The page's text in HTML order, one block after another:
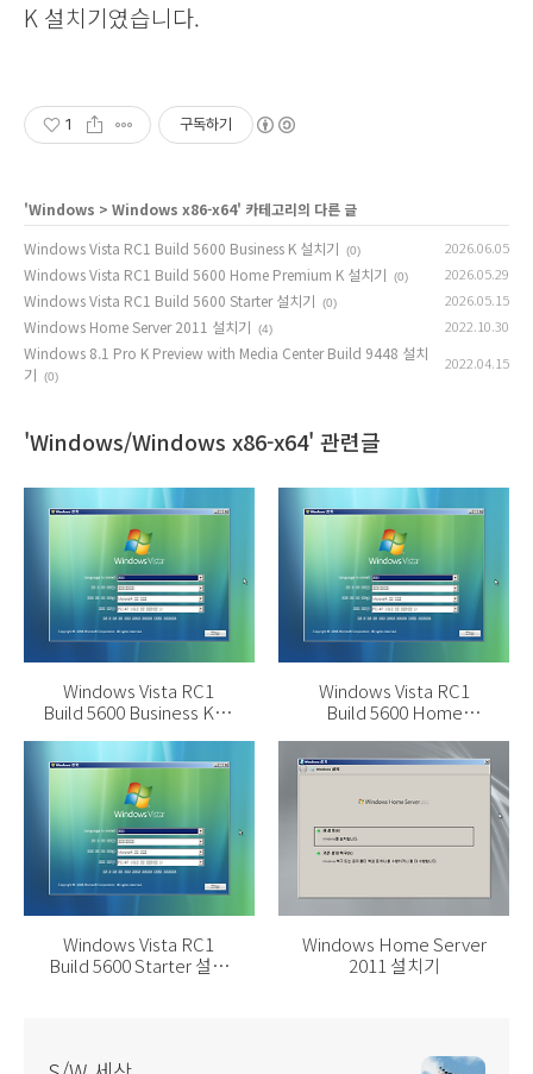
K 설치기였습니다.
1 구독하기
'Windows > Windows x86-x64' 카테고리의 다른 글
Windows Vista RC1 Build 5600 Business K 설치기
(0) 2026.06.05
Windows Vista RC1 Build 5600 Home Premium K 설치기 (0) 2026.05.29
Windows Vista RC1 Build 5600 Starter 설치기 (0) 2026.05.15
Windows Home Server 2011 설치기 (4) 2022.10.30
Windows 8.1 Pro K Preview with Media Center Build 9448 설치
기
(0)
2022.04.15
'Windows/Windows x86-x64' 관련글
Windows Vista RC1
Build 5600 Business K 설
Windows Vista RC1
Build 5600 Home
Windows Vista RC1
Build 5600 Starter 설치
Windows Home Server
2011 설치기